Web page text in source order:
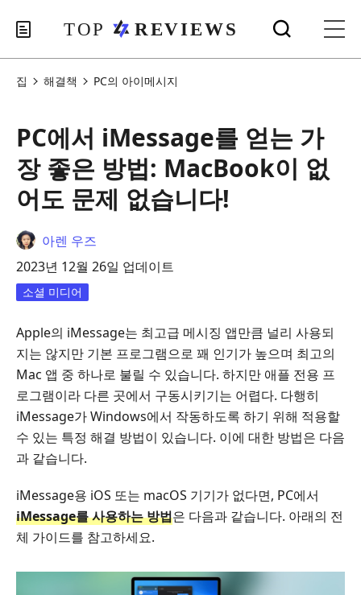
집 해결책 PC의 아이메시지
PC에서 iMessage를 얻는 가
장 좋은 방법: MacBook이 없
어도 문제 없습니다!
아렌 우즈
2023년 12월 26일 업데이트
소셜 미디어
Apple의 iMessage는 최고급 메시징 앱만큼 널리 사용되
지는 않지만 기본 프로그램으로 꽤 인기가 높으며 최고의
Mac 앱 중 하나로 불릴 수 있습니다. 하지만 애플 전용 프
로그램이라 다른 곳에서 구동시키기는 어렵다. 다행히
iMessage가 Windows에서 작동하도록 하기 위해 적용할
수 있는 특정 해결 방법이 있습니다. 이에 대한 방법은 다음
과 같습니다.
iMessage용 iOS 또는 macOS 기기가 없다면, PC에서
iMessage를 사용하는 방법은 다음과 같습니다. 아래의 전
체 가이드를 참고하세요.